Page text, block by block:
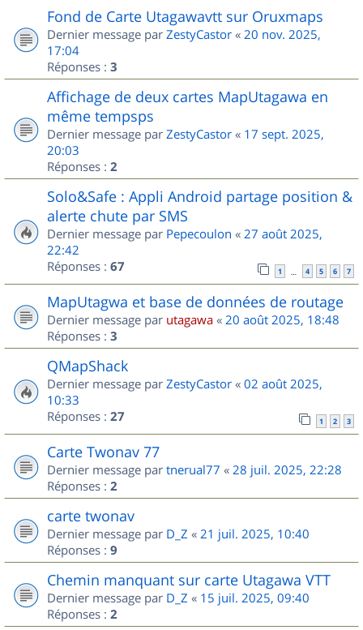
Fond de Carte Utagawavtt sur Oruxmaps
Dernier message par ZestyCastor « 20 nov. 2025,
17:04
Réponses : 3
Affichage de deux cartes MapUtagawa en
même tempsps
Dernier message par ZestyCastor « 17 sept. 2025,
20:03
Réponses : 2
Solo&Safe : Appli Android partage position &
alerte chute par SMS
Dernier message par Pepecoulon « 27 août 2025,
22:42
Réponses : 67 1 … 4 5 6 7
MapUtagwa et base de données de routage
Dernier message par utagawa « 20 août 2025, 18:48
Réponses : 3
QMapShack
Dernier message par ZestyCastor « 02 août 2025,
10:33
Réponses : 27 1 2 3
Carte Twonav 77
Dernier message par tnerual77 « 28 juil. 2025, 22:28
Réponses : 2
carte twonav
Dernier message par D_Z « 21 juil. 2025, 10:40
Réponses : 9
Chemin manquant sur carte Utagawa VTT
Dernier message par D_Z « 15 juil. 2025, 09:40
Réponses : 2